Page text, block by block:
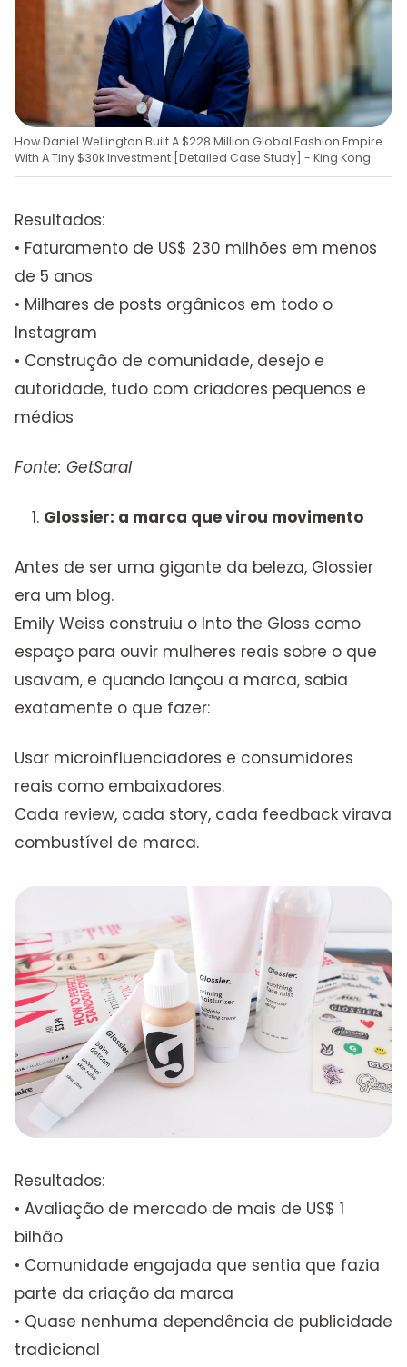
How Daniel Wellington Built A $228 Million Global Fashion Empire
With A Tiny $30k Investment [Detailed Case Study] - King Kong
Resultados:
• Faturamento de US$ 230 milhões em menos
de 5 anos
• Milhares de posts orgânicos em todo o
Instagram
• Construção de comunidade, desejo e
autoridade, tudo com criadores pequenos e
médios
Fonte: GetSaral
Glossier: a marca que virou movimento
Antes de ser uma gigante da beleza, Glossier
era um blog.
Emily Weiss construiu o Into the Gloss como
espaço para ouvir mulheres reais sobre o que
usavam, e quando lançou a marca, sabia
exatamente o que fazer:
Usar microinfluenciadores e consumidores
reais como embaixadores.
Cada review, cada story, cada feedback virava
combustível de marca.
Resultados:
• Avaliação de mercado de mais de US$ 1
bilhão
• Comunidade engajada que sentia que fazia
parte da criação da marca
• Quase nenhuma dependência de publicidade
tradicional